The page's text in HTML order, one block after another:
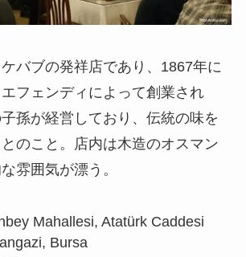
バブの発祥店であり、1867年に
フェンディによって創業され
孫が経営しており、伝統の味を
のこと。店内は木造のオスマン
雰囲気が漂う。
Mahallesi, Atatürk Caddesi
Bursa